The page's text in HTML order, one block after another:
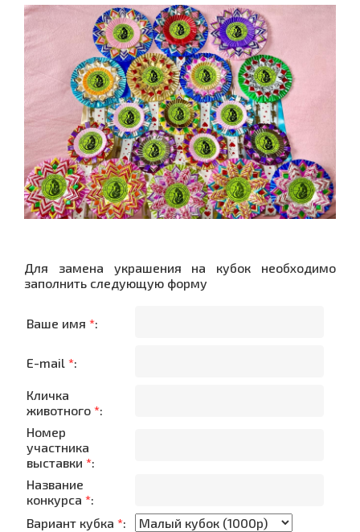
Для замена украшения на кубок необходимо
заполнить следующую форму
Ваше имя *:
E-mail *:
Кличка
животного *:
Номер
участника
выставки *:
Название
конкурса *:
Вариант кубка *: